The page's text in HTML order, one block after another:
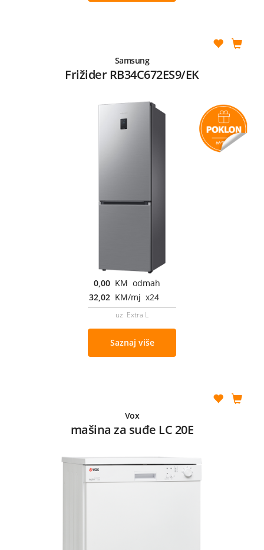
Samsung
Frižider RB34C672ES9/EK
0,00 KM odmah
32,02 KM/mj x24
uz Extra L
Saznaj više
Vox
mašina za suđe LC 20E